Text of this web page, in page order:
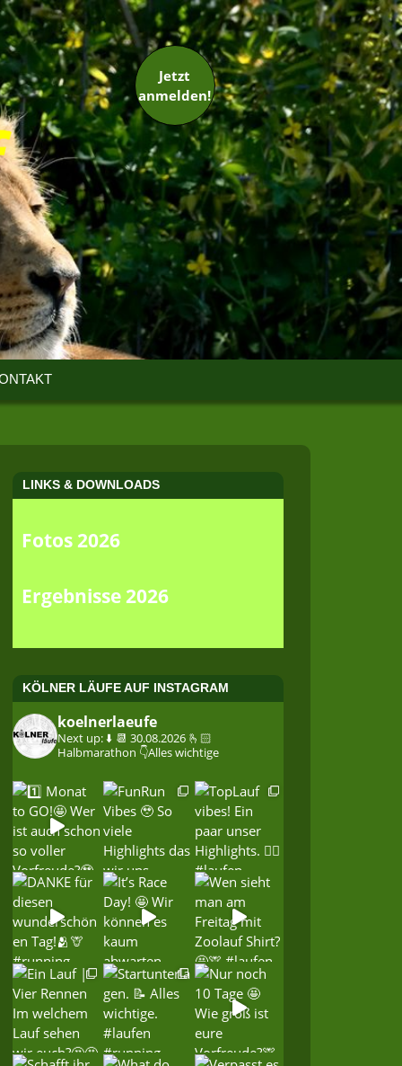
Jetzt
anmelden!
LINKS & DOWNLOADS
Fotos 2026
Ergebnisse 2026
KÖLNER LÄUFE AUF INSTAGRAM
koelnerlaeufe
Next up: ⬇️ 📆 30.08.2026 🫰🏻
Halbmarathon 👇Alles wichtige